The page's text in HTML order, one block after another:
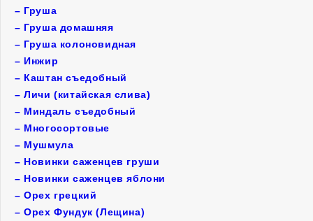
– Груша
– Груша домашняя
– Груша колоновидная
– Инжир
– Каштан съедобный
–Личи (китайская слива)
– Миндаль съедобный
– Многосортовые
– Мушмула
– Новинки саженцев груши
– Новинки саженцев яблони
–Орех грецкий
–Орех Фундук (Лещина)